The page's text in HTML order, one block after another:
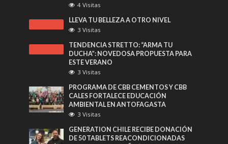
4 Visitas
LLEVA TU BELLEZA A OTRO NIVEL
3 Visitas
TENDENCIA STRETTO: “ARMA TU
DUCHA”: NOVEDOSA PROPUESTA PARA
ESTE VERANO
3 Visitas
PROGRAMA DE CBB CEMENTOS Y CBB
CALES FORTALECE EDUCACIÓN
AMBIENTAL EN ANTOFAGASTA
3 Visitas
GENERATION CHILE RECIBE DONACIÓN
DE 50 TABLETS REACONDICIONADAS